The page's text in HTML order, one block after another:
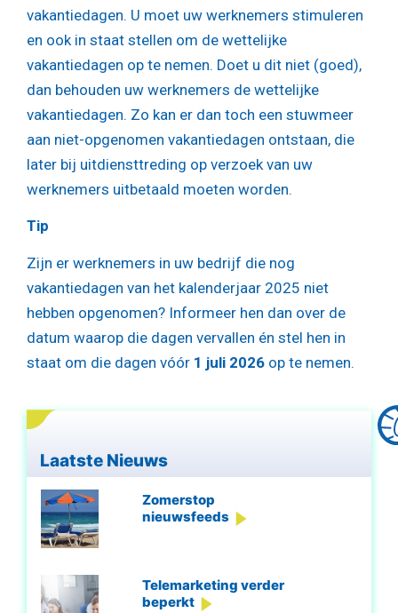
vakantiedagen. U moet uw werknemers stimuleren
en ook in staat stellen om de wettelijke
vakantiedagen op te nemen. Doet u dit niet (goed),
dan behouden uw werknemers de wettelijke
vakantiedagen. Zo kan er dan toch een stuwmeer
aan niet-opgenomen vakantiedagen ontstaan, die
later bij uitdiensttreding op verzoek van uw
werknemers uitbetaald moeten worden.
Tip
Zijn er werknemers in uw bedrijf die nog
vakantiedagen van het kalenderjaar 2025 niet
hebben opgenomen? Informeer hen dan over de
datum waarop die dagen vervallen én stel hen in
staat om die dagen vóór 1 juli 2026 op te nemen.
Laatste Nieuws
Zomerstop
nieuwsfeeds
Telemarketing verder
beperkt